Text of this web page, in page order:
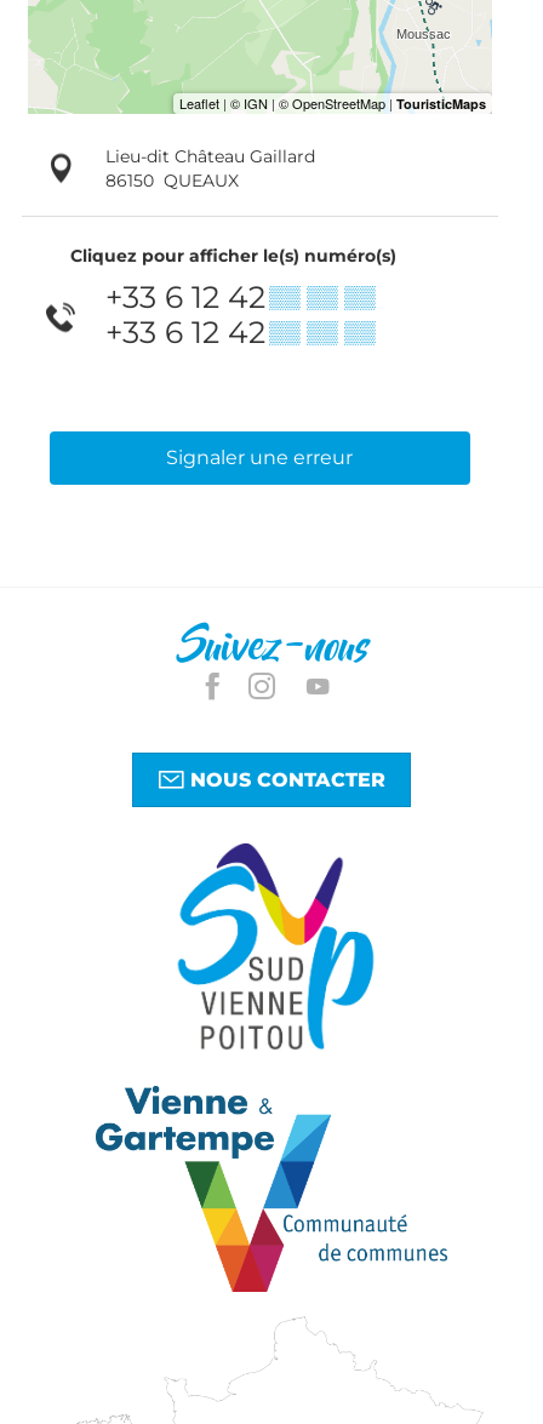
Lieu-dit Château Gaillard
86150 QUEAUX
Cliquez pour afficher le(s) numéro(s)
+33 6 12 42▒▒ ▒▒ ▒▒
+33 6 12 42▒▒ ▒▒ ▒▒
Signaler une erreur
Suivez-nous
NOUS CONTACTER